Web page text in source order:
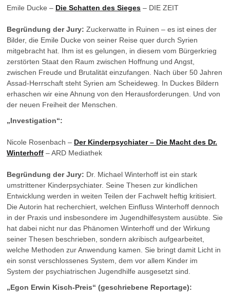
Emile Ducke – Die Schatten des Sieges – DIE ZEIT
Begründung der Jury: Zuckerwatte in Ruinen – es ist eines der
Bilder, die Emile Ducke von seiner Reise quer durch Syrien
mitgebracht hat. Ihm ist es gelungen, in diesem vom Bürgerkrieg
zerstörten Staat den Raum zwischen Hoffnung und Angst,
zwischen Freude und Brutalität einzufangen. Nach über 50 Jahren
Assad-Herrschaft steht Syrien am Scheideweg. In Duckes Bildern
erhaschen wir eine Ahnung von den Herausforderungen. Und von
der neuen Freiheit der Menschen.
„Investigation“:
Nicole Rosenbach – Der Kinderpsychiater – Die Macht des Dr.
Winterhoff – ARD Mediathek
Begründung der Jury: Dr. Michael Winterhoff ist ein stark
umstrittener Kinderpsychiater. Seine Thesen zur kindlichen
Entwicklung werden in weiten Teilen der Fachwelt heftig kritisiert.
Die Autorin hat recherchiert, welchen Einfluss Winterhoff dennoch
in der Praxis und insbesondere im Jugendhilfesystem ausübte. Sie
hat dabei nicht nur das Phänomen Winterhoff und der Wirkung
seiner Thesen beschrieben, sondern akribisch aufgearbeitet,
welche Methoden zur Anwendung kamen. Sie bringt damit Licht in
ein sonst verschlossenes System, dem vor allem Kinder im
System der psychiatrischen Jugendhilfe ausgesetzt sind.
„Egon Erwin Kisch-Preis“ (geschriebene Reportage):